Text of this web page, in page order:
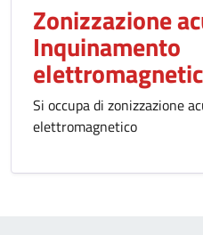
Zonizzazione
Inquinamento
Si occupa di zonizzazione
elettromagnetico